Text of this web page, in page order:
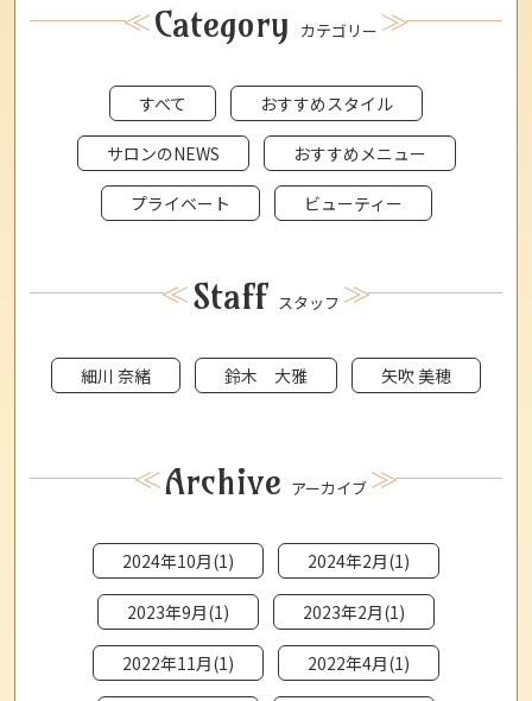
Category カテゴリー
すべて おすすめスタイル
サロンのNEWS おすすめメニュー
プライベート ビューティー
Staff スタッフ
細川 奈緒 鈴木 大雅 矢吹 美穂
Archive アーカイブ
2024年10月(1) 2024年2月(1)
2023年9月(1) 2023年2月(1)
2022年11月(1) 2022年4月(1)